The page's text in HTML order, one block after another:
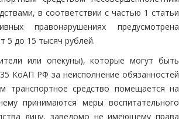
в соответствии с частью 1 статьи
правонарушениях предусмотрена
5 до 15 тысяч рублей.
или опекуны), которые могут быть
КоАП РФ за неисполнение обязанностей
транспортное средство помещается на
принимаются меры воспитательного
лицу, заведомо не имеющему права